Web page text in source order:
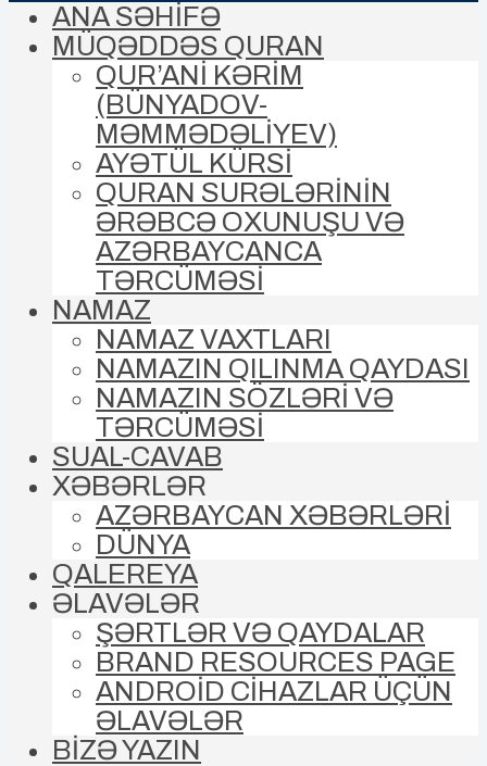
ANA SƏHİFƏ
MÜQƏDDƏS QURAN
QUR’ANİ KƏRİM
(BÜNYADOV-
MƏMMƏDƏLIYEV)
AYƏTÜL KÜRSİ
QURAN SURƏLƏRİNİN
ƏRƏBCƏ OXUNUŞU VƏ
AZƏRBAYCANCA
TƏRCÜMƏSİ
NAMAZ
NAMAZ VAXTLARI
NAMAZIN QILINMA QAYDASI
NAMAZIN SÖZLƏRİ VƏ
TƏRCÜMƏSİ
SUAL-CAVAB
XƏBƏRLƏR
AZƏRBAYCAN XƏBƏRLƏRİ
DÜNYA
QALEREYA
ƏLAVƏLƏR
ŞƏRTLƏR VƏ QAYDALAR
BRAND RESOURCES PAGE
ANDROİD CİHAZLAR ÜÇÜN
ƏLAVƏLƏR
BİZƏ YAZIN